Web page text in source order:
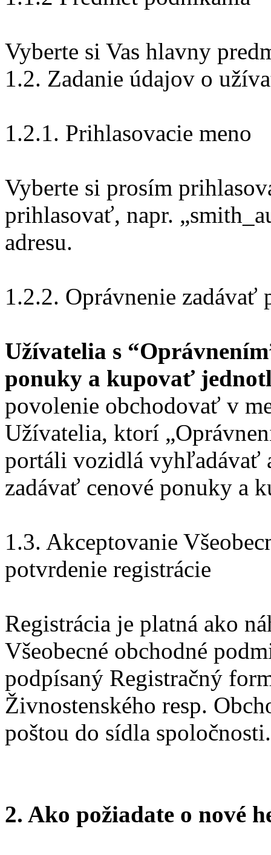
Vyberte si Vas hlavny
1.2. Zadanie údajov o
1.2.1. Prihlasovacie meno
Vyberte si prosím
prihlasovať, napr.
adresu.
1.2.2. Oprávnenie
Užívatelia s
ponuky a kupovať
povolenie obchodovať v
Užívatelia, ktorí
portáli vozidlá vyhľadávať
zadávať cenové ponuky a
1.3. Akceptovanie
potvrdenie registrácie
Registrácia je platná ako
Všeobecné obchodné
podpísaný Registračný
Živnostenského resp.
poštou do sídla spoločnosti.
2. Ako požiadate o nové